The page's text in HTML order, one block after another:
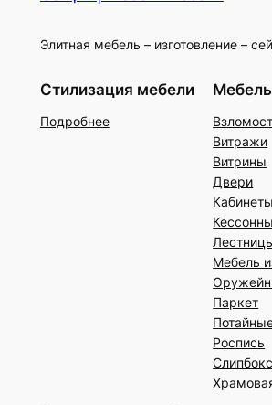
Элитная мебель – изготовление –
Стилизация мебели
Подробнее
Мебель
Витражи
Витрины
Двери
Кабинеты
Мебель
Паркет
Роспись